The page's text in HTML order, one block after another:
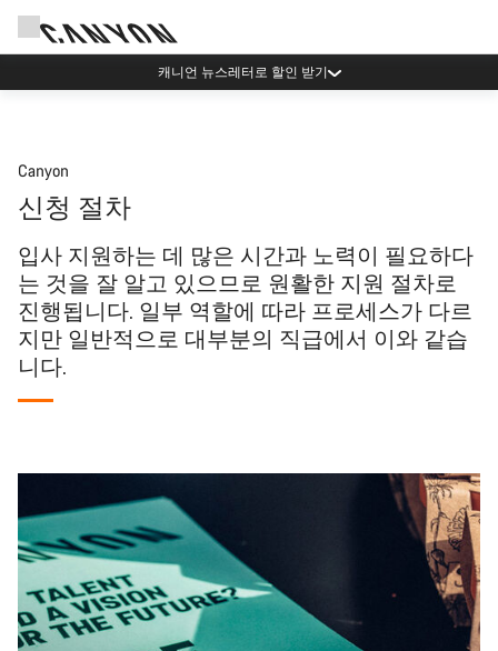
캐니언 뉴스레터로 할인 받기
Canyon
신청 절차
입사 지원하는 데 많은 시간과 노력이 필요하다
는 것을 잘 알고 있으므로 원활한 지원 절차로
진행됩니다. 일부 역할에 따라 프로세스가 다르
지만 일반적으로 대부분의 직급에서 이와 같습
니다.